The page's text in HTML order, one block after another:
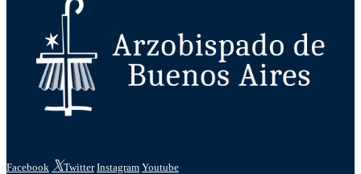
Facebook Twitter Instagram Youtube